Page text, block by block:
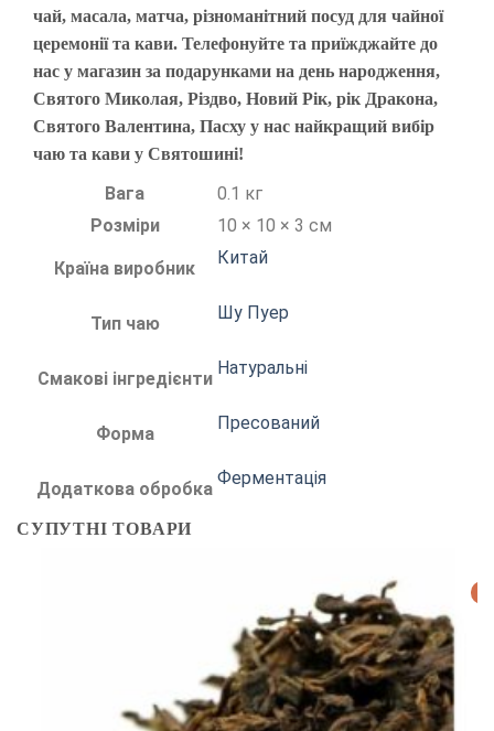
чай, масала, матча, різноманітний посуд для чайної
церемонії та кави. Телефонуйте та приїжджайте до
нас у магазин за подарунками на день народження,
Святого Миколая, Різдво, Новий Рік, рік Дракона,
Святого Валентина, Пасху у нас найкращий вибір
чаю та кави у Святошині!
Вага
0.1 кг
Розміри
10 × 10 × 3 см
Країна виробник
Китай
Тип чаю
Шу Пуер
Смакові інгредієнти
Натуральні
Форма
Пресований
Додаткова обробка
Ферментація
СУПУТНІ ТОВАРИ